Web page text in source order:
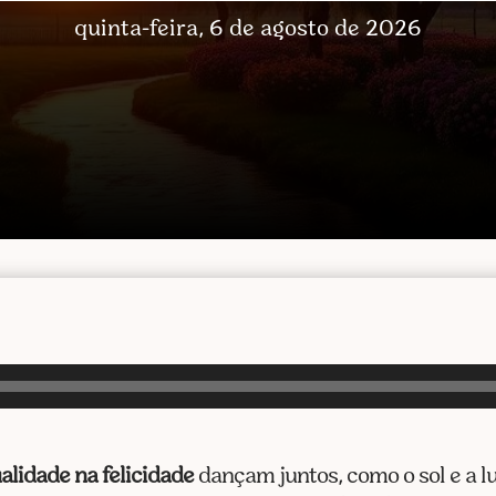
quinta-feira, 6 de agosto de 2026
na felicidadedançam juntos, como o sol e a